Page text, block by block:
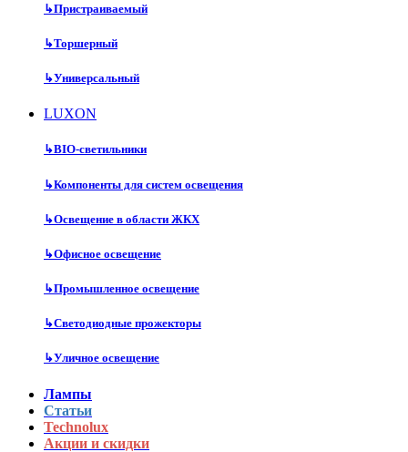
↳Пристраиваемый
↳Торшерный
↳Универсальный
LUXON
↳BIO-светильники
↳Компоненты для систем освещения
↳Освещение в области ЖКХ
↳Офисное освещение
↳Промышленное освещение
↳Светодиодные прожекторы
↳Уличное освещение
Лампы
Статьи
Technolux
Акции и скидки